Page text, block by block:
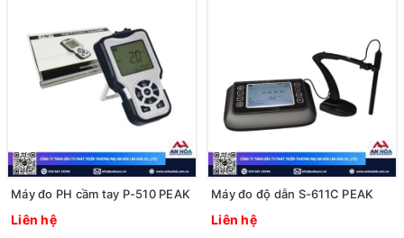
Máy đo PH cầm tay P-510 PEAK
Liên hệ
Máy đo độ dẫn S-611C PEAK
Liên hệ